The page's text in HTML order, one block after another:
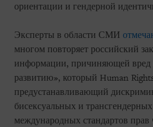
ориентации и гендерной
Эксперты в области СМИ
многом повторяет российский
информации, причиняющей вред
развитию», который Human
предустанавливающий
бисексуальных и
международных стандартов прав